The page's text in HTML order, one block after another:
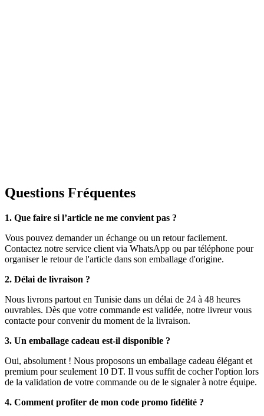
Questions Fréquentes
1. Que faire si l’article ne me convient pas ?
Vous pouvez demander un échange ou un retour facilement.
Contactez notre service client via WhatsApp ou par téléphone pour
organiser le retour de l'article dans son emballage d'origine.
2. Délai de livraison ?
Nous livrons partout en Tunisie dans un délai de 24 à 48 heures
ouvrables. Dès que votre commande est validée, notre livreur vous
contacte pour convenir du moment de la livraison.
3. Un emballage cadeau est-il disponible ?
Oui, absolument ! Nous proposons un emballage cadeau élégant et
premium pour seulement 10 DT. Il vous suffit de cocher l'option lors
de la validation de votre commande ou de le signaler à notre équipe.
4. Comment profiter de mon code promo fidélité ?